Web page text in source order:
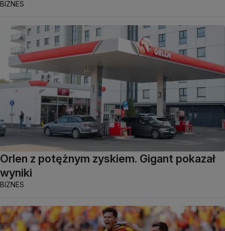
BIZNES
Orlen z potężnym zyskiem. Gigant pokazał
wyniki
BIZNES